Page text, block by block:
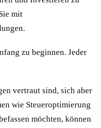
mit
zu beginnen. Jeder
vertraut sind, sich aber
wie Steueroptimierung
möchten, können